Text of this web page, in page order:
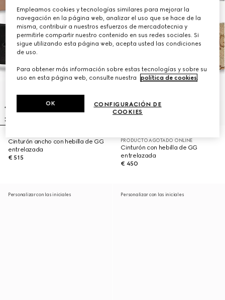
Cinturón ancho con hebilla de GG
entrelazada
€ 515
PRODUCTO AGOTADO ONLINE
Cinturón con hebilla de GG
entrelazada
€ 450
Personalizar con las iniciales Personalizar con las iniciales
Empleamos cookies y tecnologías similares para mejorar la
navegación en la página web, analizar el uso que se hace de la
misma, contribuir a nuestros esfuerzos de mercadotecnia y
permitirle compartir nuestro contenido en sus redes sociales. Si
sigue utilizando esta página web, acepta usted las condiciones
de uso.
Para obtener más información sobre estas tecnologías y sobre su
uso en esta página web, consulte nuestra
política de cookies.
CONFIGURACIÓN DE
COOKIES
OK